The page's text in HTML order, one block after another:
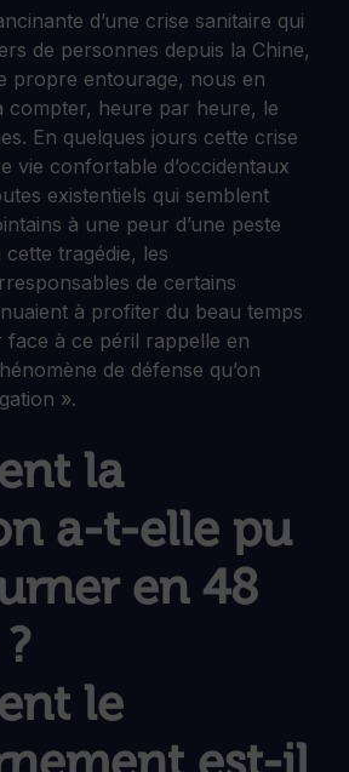
d’une crise sanitaire qui
de personnes depuis la Chine,
propre entourage, nous en
compter, heure par heure, le
En quelques jours cette crise
vie confortable d’occidentaux
existentiels qui semblent
à une peur d’une peste
tragédie, les
de certains
à profiter du beau temps
face à ce péril rappelle en
de défense qu’on
».
la
a-t-elle pu
en 48
le